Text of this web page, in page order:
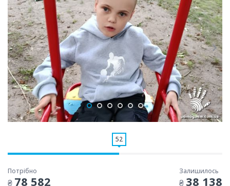
52
Потрібно
₴ 78 582
Залишилось
₴ 38 138